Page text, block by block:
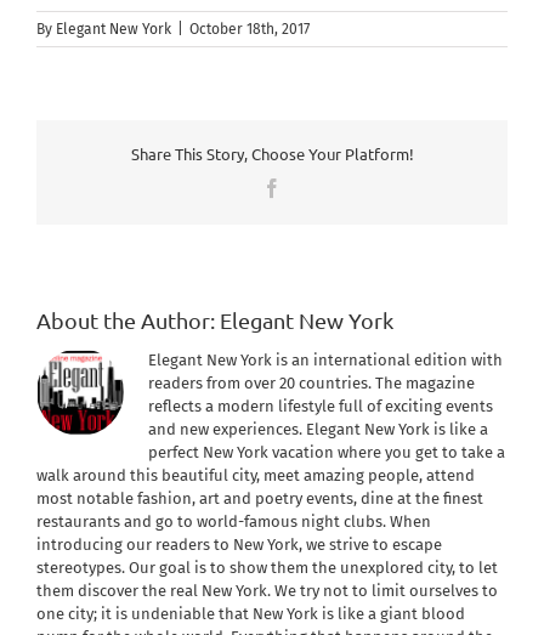
By Elegant New York October 18th, 2017
Share This Story, Choose Your Platform!
About the Author: Elegant New York
Elegant New York is an international edition with
readers from over 20 countries. The magazine
reflects a modern lifestyle full of exciting events
and new experiences. Elegant New York is like a
perfect New York vacation where you get to take a
walk around this beautiful city, meet amazing people, attend
most notable fashion, art and poetry events, dine at the finest
restaurants and go to world-famous night clubs. When
introducing our readers to New York, we strive to escape
stereotypes. Our goal is to show them the unexplored city, to let
them discover the real New York. We try not to limit ourselves to
one city; it is undeniable that New York is like a giant blood